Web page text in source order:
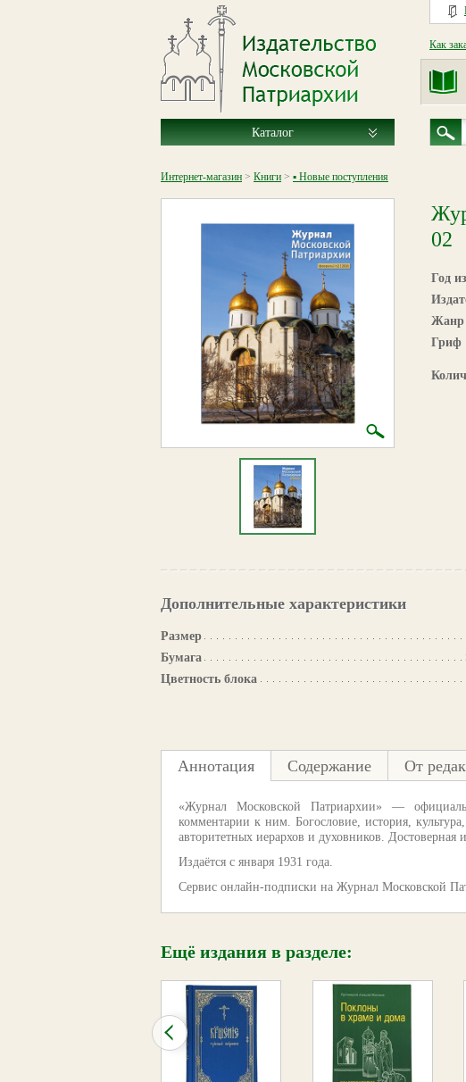
Как
Каталог
Интернет-магазин > Книги > ▪ Новые поступления
02
Год
Жанр
Гриф
Дополнительные характеристики
Размер
Бумага
Цветность блока
Аннотация Содержание От
«Журнал Московской Патриархии» —
комментарии к ним. Богословие, история,
авторитетных иерархов и духовников.
Издаётся с января 1931 года.
Сервис онлайн-подписки на Журнал Московской
Ещё издания в разделе: